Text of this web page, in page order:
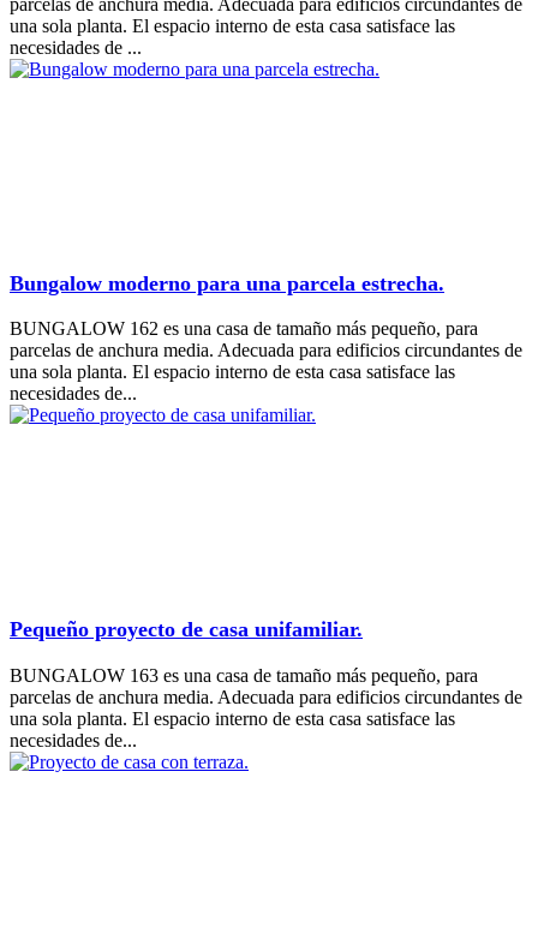
parcelas de anchura media. Adecuada para edificios circundantes de
una sola planta. El espacio interno de esta casa satisface las
necesidades de ...
Bungalow moderno para una parcela estrecha.
BUNGALOW 162 es una casa de tamaño más pequeño, para
parcelas de anchura media. Adecuada para edificios circundantes de
una sola planta. El espacio interno de esta casa satisface las
necesidades de...
Pequeño proyecto de casa unifamiliar.
BUNGALOW 163 es una casa de tamaño más pequeño, para
parcelas de anchura media. Adecuada para edificios circundantes de
una sola planta. El espacio interno de esta casa satisface las
necesidades de...